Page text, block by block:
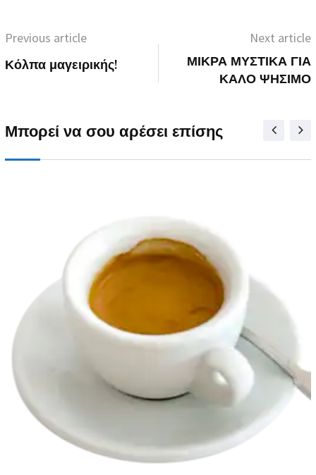
Previous article
Κόλπα μαγειρικής!
Next article
ΜΙΚΡΑ ΜΥΣΤΙΚΑ ΓΙΑ
ΚΑΛΟ ΨΗΣΙΜΟ
Μπορεί να σου αρέσει επίσης